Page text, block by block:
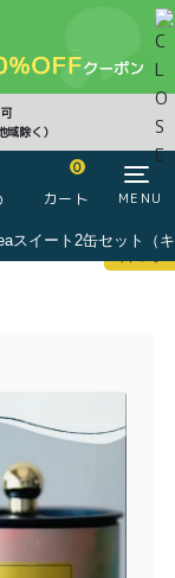
除く）
0
カート MENU
CLOSE
0
スイート2缶セット（